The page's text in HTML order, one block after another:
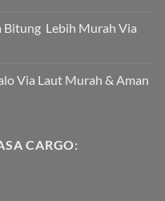
Bitung Lebih Murah Via
Via Laut Murah & Aman
CARGO: